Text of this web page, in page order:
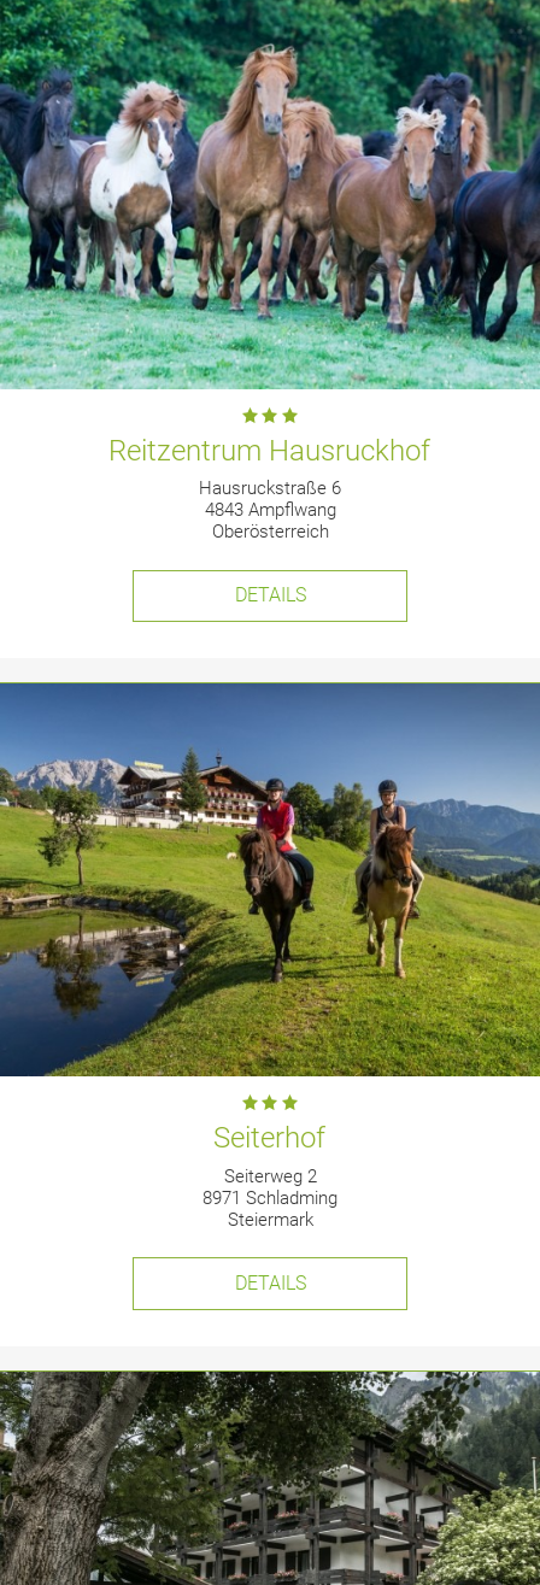
Reitzentrum Hausruckhof
Hausruckstraße 6
4843 Ampflwang
Oberösterreich
DETAILS
Seiterhof
Seiterweg 2
8971 Schladming
Steiermark
DETAILS